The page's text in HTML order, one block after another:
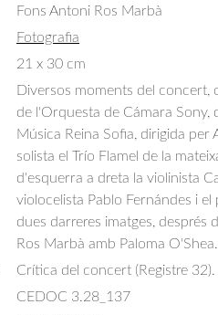
Fons Antoni Ros Marbà
Fotografia
21 x 30 cm
Diversos moments del concert,
de l'Orquesta de Cámara Sony,
Música Reina Sofia, dirigida
solista el Trío Flamel de la
d'esquerra a dreta la violinista
violocelista Pablo Fernándes i
dues darreres imatges, després
Ros Marbà amb Paloma O'Shea.
Crítica del concert (Registre 32).
CEDOC 3.28_137